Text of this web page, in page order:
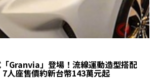
Granvia」登場！流線運動造型搭配
人座售價約新台幣143萬元起